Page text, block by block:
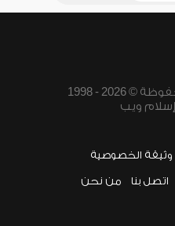
جميع الحقوق محفوظة © 2026 - 1998
ويب
وثيقة الخصوصية
اتصل بنا من نحن